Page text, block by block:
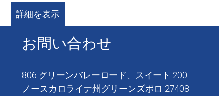
詳細を表示
お問い合わせ
806 グリーンバレーロード、スイート 200
ノースカロライナ州グリーンズボロ 27408